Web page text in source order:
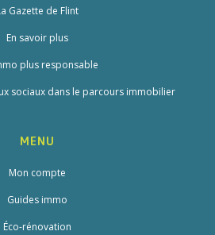
Gazette de Flint
En savoir plus
plus responsable
sociaux dans le parcours immobilier
MENU
Mon compte
Guides immo
Éco-rénovation